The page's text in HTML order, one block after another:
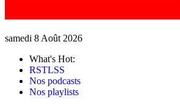
samedi 8 Août 2026
What's Hot:
RSTLSS
Nos podcasts
Nos playlists